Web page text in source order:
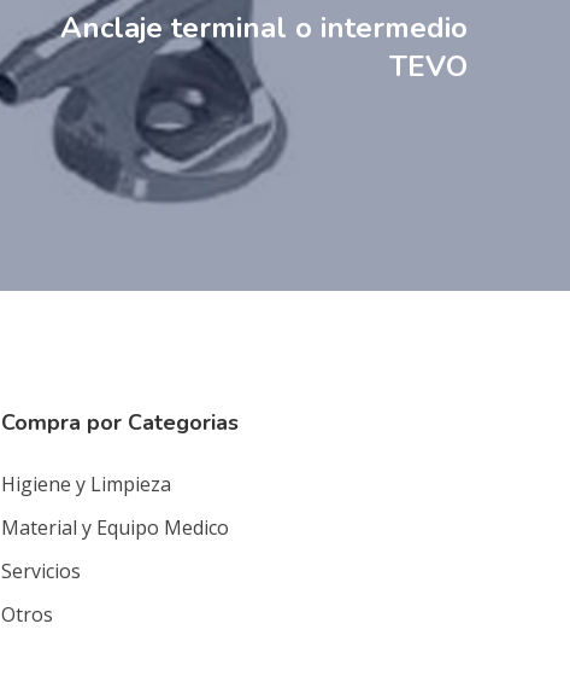
Anclaje terminal o intermedio
TEVO
Compra por Categorias
Higiene y Limpieza
Material y Equipo Medico
Servicios
Otros